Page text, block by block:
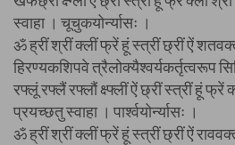
स्वाहा । चूचुकयोर्न्यासः ।
ॐ ह्रीं श्रीं क्लीं फ्रें हूं स्त्रीं छ्रीं ऐं
हिरण्यकशिपवे त्रैलोक्यैश्वर्यकर्तृत्वरूप
रफ्लूं रफ्लैं रफ्लौं क्ष्फ्लीं ऐं छ्रीं स्त्रीं हूं फ्रें
प्रयच्छतु स्वाहा । पार्श्वयोर्न्यासः ।
ॐ ह्रीं श्रीं क्लीं फ्रें हूं स्त्रीं छ्रीं ऐं